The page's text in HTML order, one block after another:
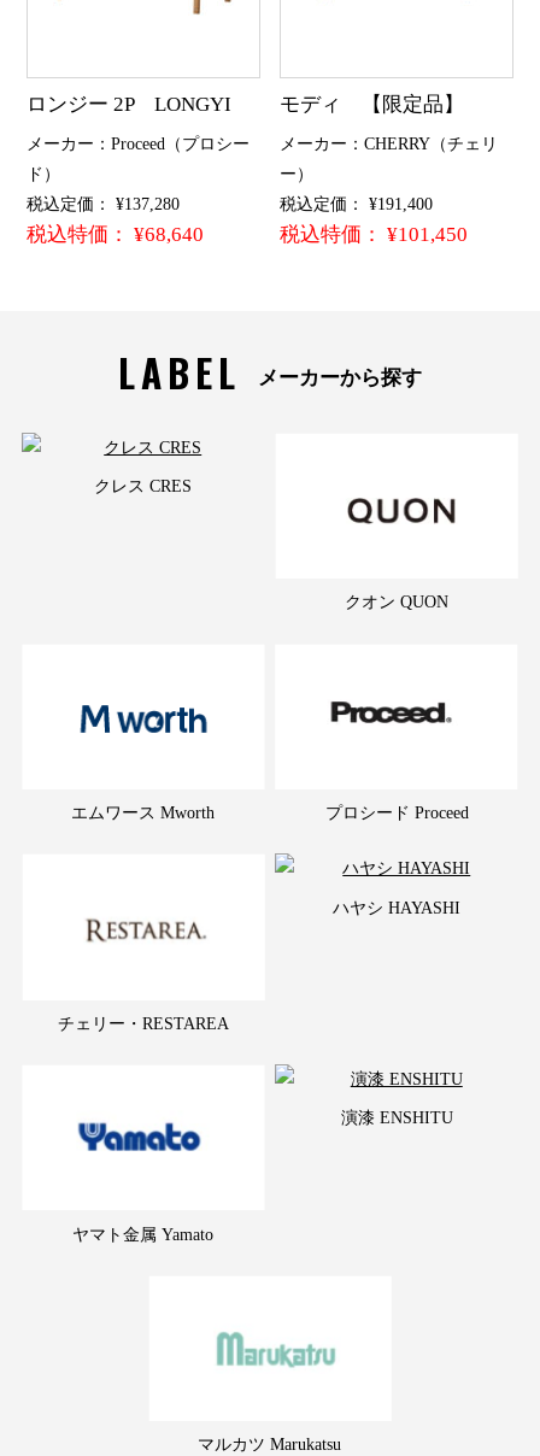
ロンジー 2P LONGYI
メーカー：Proceed（プロシー
ド）
税込定価： ¥137,280
税込特価： ¥68,640
モディ 【限定品】
メーカー：CHERRY（チェリ
ー）
税込定価： ¥191,400
税込特価： ¥101,450
LABEL メーカーから探す
クレス CRES
クオン QUON
エムワース Mworth プロシード Proceed
チェリー・RESTAREA
ハヤシ HAYASHI
ヤマト金属 Yamato
演漆 ENSHITU
マルカツ Marukatsu